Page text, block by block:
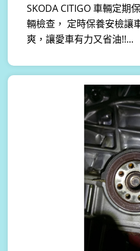
SKODA CITIGO 車輛定期
輛檢查， 定時保養安檢讓
爽，讓愛車有力又省油!!...